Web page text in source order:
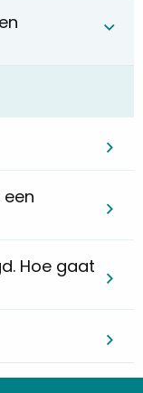
Hoe gaat